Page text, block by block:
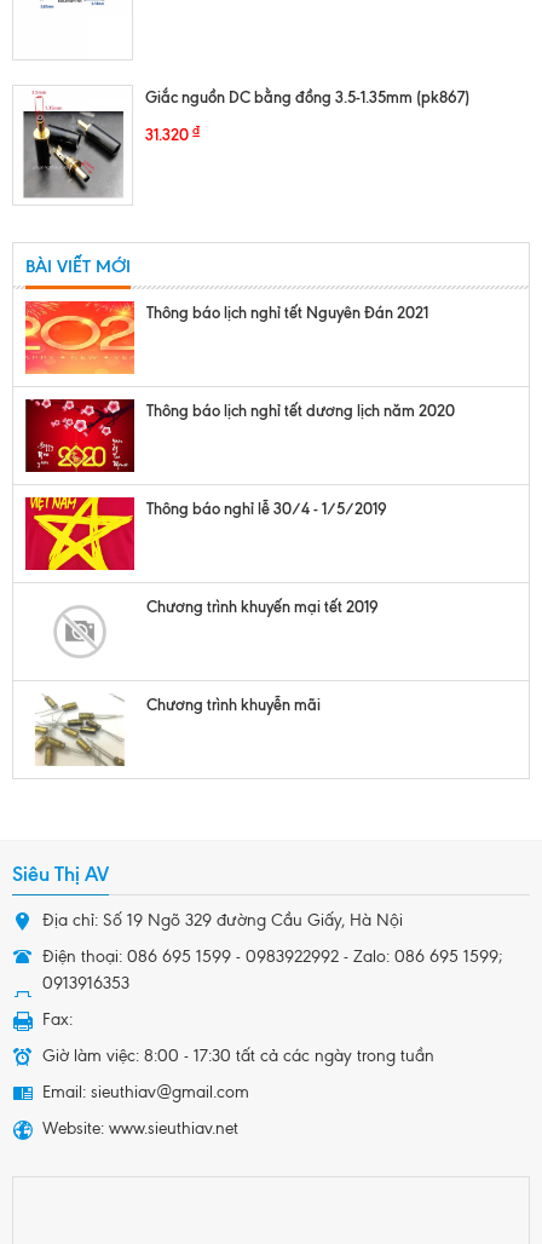
Giắc nguồn DC bằng đồng 3.5-1.35mm (pk867)
31.320 ₫
BÀI VIẾT MỚI
Thông báo lịch nghỉ tết Nguyên Đán 2021
Thông báo lịch nghỉ tết dương lịch năm 2020
Thông báo nghỉ lễ 30/4 - 1/5/2019
Chương trình khuyến mại tết 2019
Chương trình khuyễn mãi
Siêu Thị AV
Địa chỉ: Số 19 Ngõ 329 đường Cầu Giấy, Hà Nội
Điện thoại: 086 695 1599 - 0983922992 - Zalo: 086 695 1599;
0913916353
Fax:
Giờ làm việc: 8:00 - 17:30 tất cả các ngày trong tuần
Email: sieuthiav@gmail.com
Website: www.sieuthiav.net